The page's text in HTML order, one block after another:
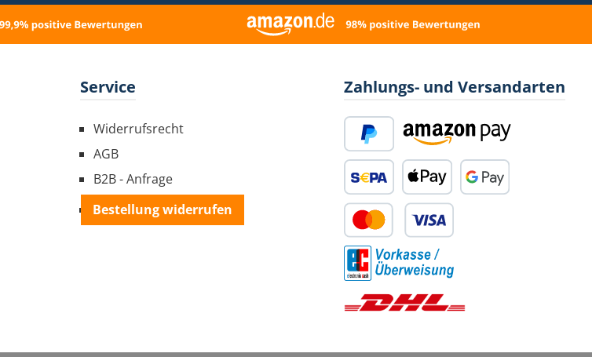
Service
Widerrufsrecht
AGB
B2B - Anfrage
Bestellung widerrufen
Zahlungs- und Versandarten
PayPal Amazon Pay
Apple Pay
Kredit- oder Debitkarte
SEPA Lastschrift
Vorkasse